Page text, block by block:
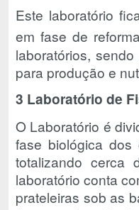
Este laboratório
em fase de
laboratórios,
para produção e
3 Laboratório de
O Laboratório é
fase biológica dos
totalizando cerca
laboratório conta
prateleiras sob as